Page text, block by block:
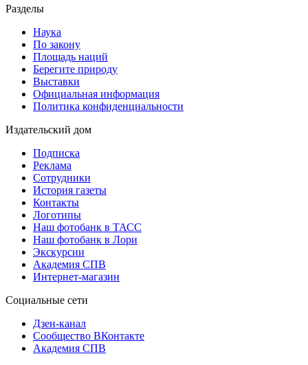
Разделы
Наука
По закону
Площадь наций
Берегите природу
Выставки
Официальная информация
Политика конфиденциальности
Издательский дом
Подписка
Реклама
Сотрудники
История газеты
Контакты
Логотипы
Наш фотобанк в ТАСС
Наш фотобанк в Лори
Экскурсии
Академия СПВ
Интернет-магазин
Социальные сети
Дзен-канал
Сообщество ВКонтакте
Академия СПВ